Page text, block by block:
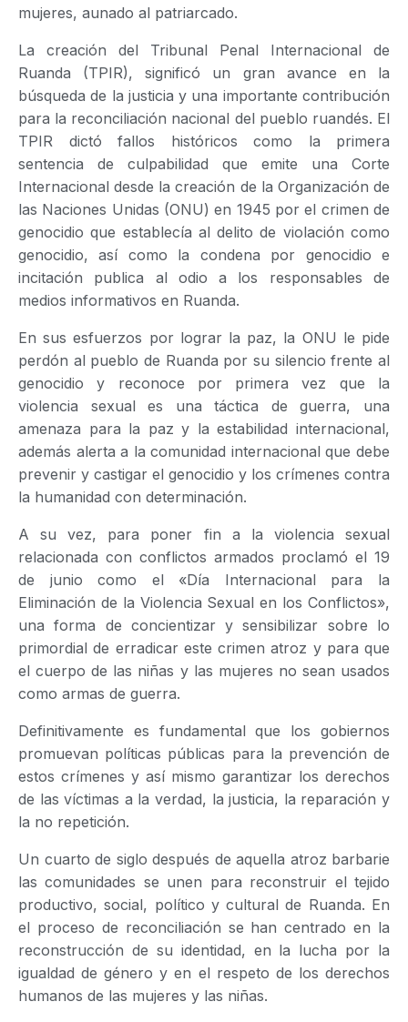
mujeres, aunado al patriarcado.
La creación del Tribunal Penal Internacional de
Ruanda (TPIR), significó un gran avance en la
búsqueda de la justicia y una importante contribución
para la reconciliación nacional del pueblo ruandés. El
TPIR dictó fallos históricos como la primera
sentencia de culpabilidad que emite una Corte
Internacional desde la creación de la Organización de
las Naciones Unidas (ONU) en 1945 por el crimen de
genocidio que establecía al delito de violación como
genocidio, así como la condena por genocidio e
incitación publica al odio a los responsables de
medios informativos en Ruanda.
En sus esfuerzos por lograr la paz, la ONU le pide
perdón al pueblo de Ruanda por su silencio frente al
genocidio y reconoce por primera vez que la
violencia sexual es una táctica de guerra, una
amenaza para la paz y la estabilidad internacional,
además alerta a la comunidad internacional que debe
prevenir y castigar el genocidio y los crímenes contra
la humanidad con determinación.
A su vez, para poner fin a la violencia sexual
relacionada con conflictos armados proclamó el 19
de junio como el «Día Internacional para la
Eliminación de la Violencia Sexual en los Conflictos»,
una forma de concientizar y sensibilizar sobre lo
primordial de erradicar este crimen atroz y para que
el cuerpo de las niñas y las mujeres no sean usados
como armas de guerra.
Definitivamente es fundamental que los gobiernos
promuevan políticas públicas para la prevención de
estos crímenes y así mismo garantizar los derechos
de las víctimas a la verdad, la justicia, la reparación y
la no repetición.
Un cuarto de siglo después de aquella atroz barbarie
las comunidades se unen para reconstruir el tejido
productivo, social, político y cultural de Ruanda. En
el proceso de reconciliación se han centrado en la
reconstrucción de su identidad, en la lucha por la
igualdad de género y en el respeto de los derechos
humanos de las mujeres y las niñas.